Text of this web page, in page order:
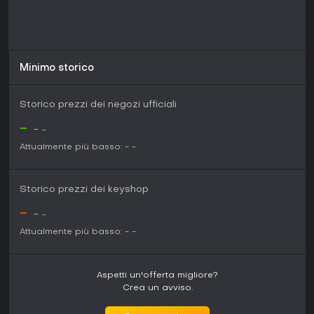
Minimo storico
Storico prezzi dei negozi ufficiali
- - -
Attualmente più basso: - -
Storico prezzi dei keyshop
- - -
Attualmente più basso: - -
Aspetti un'offerta migliore?
Crea un avviso.